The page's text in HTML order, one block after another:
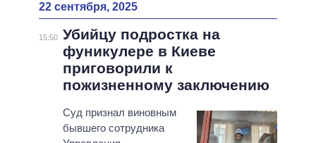
22 сентября, 2025
15:50 Убийцу подростка на
фуникулере в Киеве
приговорили к
пожизненному заключению
Суд признал виновным
бывшего сотрудника